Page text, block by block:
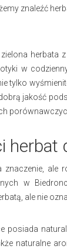
znaleźć
herbata
w
tylko
jakość
ale
w
ale nie
posiada
naturalne